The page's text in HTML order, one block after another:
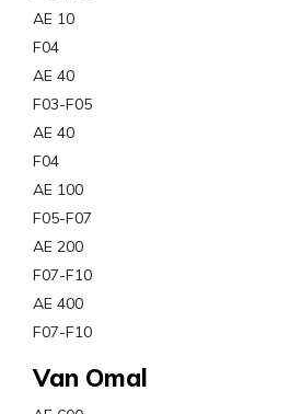
AE 10
F04
AE 40
F03-F05
AE 40
F04
AE 100
F05-F07
AE 200
F07-F10
AE 400
F07-F10
Van Omal